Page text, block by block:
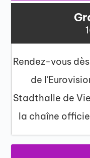
Rendez-vous
de
Stadthalle de
la chaîne